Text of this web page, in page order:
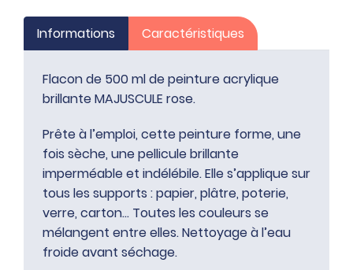
Informations Caractéristiques
Flacon de 500 ml de peinture acrylique
brillante MAJUSCULE rose.
Prête à l’emploi, cette peinture forme, une
fois sèche, une pellicule brillante
imperméable et indélébile. Elle s’applique sur
tous les supports : papier, plâtre, poterie,
verre, carton… Toutes les couleurs se
mélangent entre elles. Nettoyage à l’eau
froide avant séchage.